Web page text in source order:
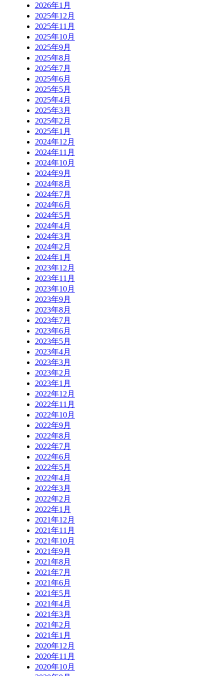
2026年1月
2025年12月
2025年11月
2025年10月
2025年9月
2025年8月
2025年7月
2025年6月
2025年5月
2025年4月
2025年3月
2025年2月
2025年1月
2024年12月
2024年11月
2024年10月
2024年9月
2024年8月
2024年7月
2024年6月
2024年5月
2024年4月
2024年3月
2024年2月
2024年1月
2023年12月
2023年11月
2023年10月
2023年9月
2023年8月
2023年7月
2023年6月
2023年5月
2023年4月
2023年3月
2023年2月
2023年1月
2022年12月
2022年11月
2022年10月
2022年9月
2022年8月
2022年7月
2022年6月
2022年5月
2022年4月
2022年3月
2022年2月
2022年1月
2021年12月
2021年11月
2021年10月
2021年9月
2021年8月
2021年7月
2021年6月
2021年5月
2021年4月
2021年3月
2021年2月
2021年1月
2020年12月
2020年11月
2020年10月